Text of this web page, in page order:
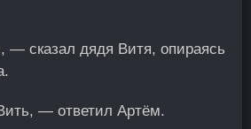
сказал дядя Витя, опираясь
— ответил Артём.